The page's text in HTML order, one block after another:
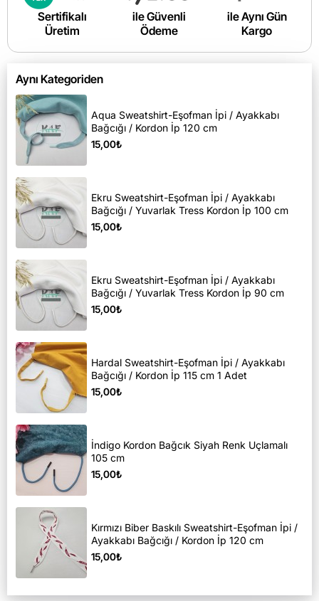
Sertifikalı
Üretim
ile Güvenli
Ödeme
ile Aynı Gün
Kargo
Aynı Kategoriden
Aqua Sweatshirt-Eşofman İpi / Ayakkabı
Bağcığı / Kordon İp 120 cm
15,00₺
Ekru Sweatshirt-Eşofman İpi / Ayakkabı
Bağcığı / Yuvarlak Tress Kordon İp 100 cm
15,00₺
Ekru Sweatshirt-Eşofman İpi / Ayakkabı
Bağcığı / Yuvarlak Tress Kordon İp 90 cm
15,00₺
Hardal Sweatshirt-Eşofman İpi / Ayakkabı
Bağcığı / Kordon İp 115 cm 1 Adet
15,00₺
İndigo Kordon Bağcık Siyah Renk Uçlamalı
105 cm
15,00₺
Kırmızı Biber Baskılı Sweatshirt-Eşofman İpi /
Ayakkabı Bağcığı / Kordon İp 120 cm
15,00₺